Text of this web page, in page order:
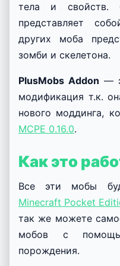
тела и
представляет
других моба
зомби и скелетона.
PlusMobs Addon —
модификация т.к.
нового моддинга,
MCPE 0.16.0.
Как это
Все эти мобы
Minecraft Pocket
так же можете
мобов с
порождения.